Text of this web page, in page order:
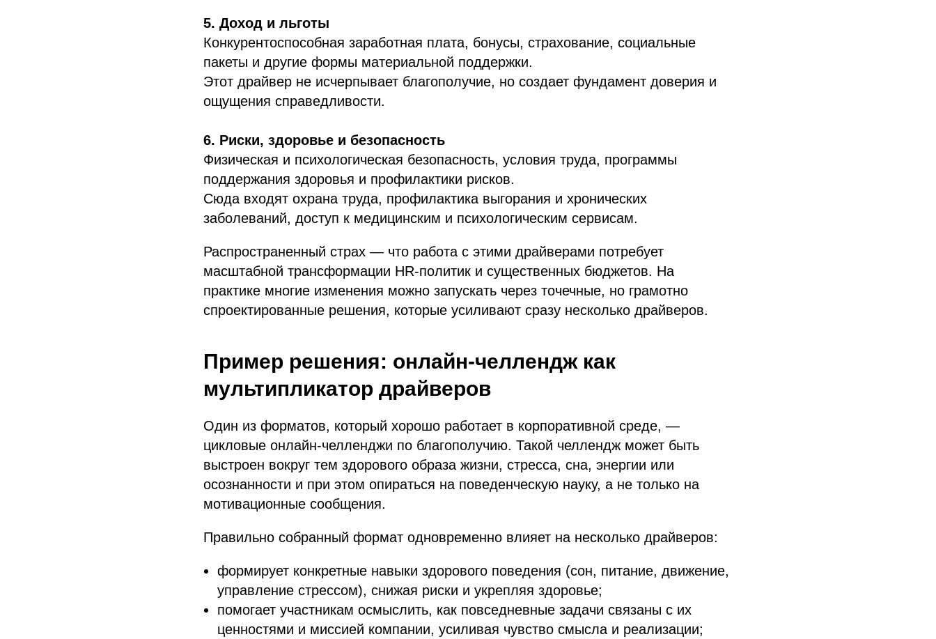
5. Доход и льготы
Конкурентоспособная заработная плата, бонусы, страхование, социальные
пакеты и другие формы материальной поддержки.
Этот драйвер не исчерпывает благополучие, но создает фундамент доверия и
ощущения справедливости.
6. Риски, здоровье и безопасность
Физическая и психологическая безопасность, условия труда, программы
поддержания здоровья и профилактики рисков.
Сюда входят охрана труда, профилактика выгорания и хронических
заболеваний, доступ к медицинским и психологическим сервисам.
Распространенный страх — что работа с этими драйверами потребует
масштабной трансформации HR‑политик и существенных бюджетов. На
практике многие изменения можно запускать через точечные, но грамотно
спроектированные решения, которые усиливают сразу несколько драйверов.
Пример решения: онлайн‑челлендж как
мультипликатор драйверов
Один из форматов, который хорошо работает в корпоративной среде, —
цикловые онлайн‑челленджи по благополучию. Такой челлендж может быть
выстроен вокруг тем здорового образа жизни, стресса, сна, энергии или
осознанности и при этом опираться на поведенческую науку, а не только на
мотивационные сообщения.
Правильно собранный формат одновременно влияет на несколько драйверов:
формирует конкретные навыки здорового поведения (сон, питание, движение,
управление стрессом), снижая риски и укрепляя здоровье;
помогает участникам осмыслить, как повседневные задачи связаны с их
ценностями и миссией компании, усиливая чувство смысла и реализации;